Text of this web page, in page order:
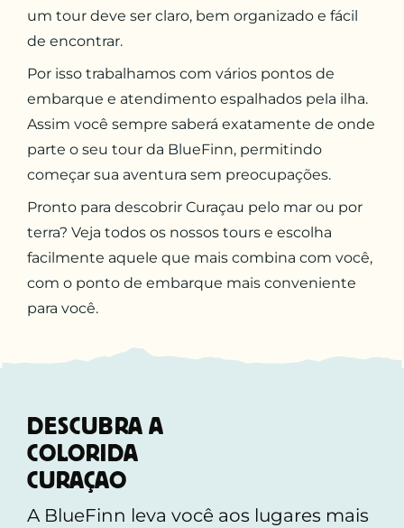
um tour deve ser claro, bem organizado e fácil
de encontrar.
Por isso trabalhamos com vários pontos de
embarque e atendimento espalhados pela ilha.
Assim você sempre saberá exatamente de onde
parte o seu tour da BlueFinn, permitindo
começar sua aventura sem preocupações.
Pronto para descobrir Curaçau pelo mar ou por
terra? Veja todos os nossos tours e escolha
facilmente aquele que mais combina com você,
com o ponto de embarque mais conveniente
para você.
DESCUBRA A
COLORIDA
CURAÇAO
A BlueFinn leva você aos lugares mais